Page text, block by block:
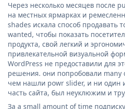
Через несколько месяцев после
на местных ярмарках и
shades искала способ продавать
wanted, чтобы показать
продукта, свой легкий и
привлекательной визуальной
WordPress не предоставили для
решения. они попробовали
чем нашли powr slider, и ни один
часть сайта, был неуклюжим и
За a small amount of time